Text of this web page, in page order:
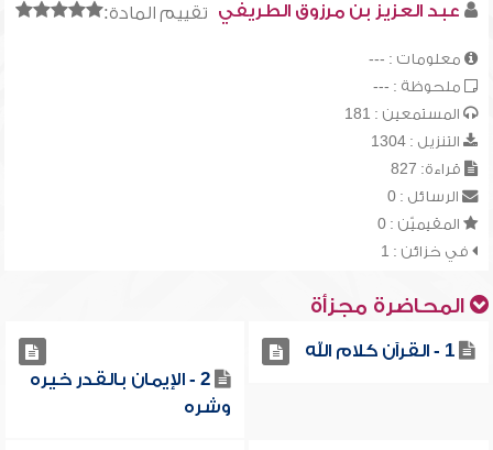
تقييم المادة: عبد العزيز بن مرزوق الطريفي
معلومات : ---
ملحوظة : ---
المستمعين : 181
التنزيل : 1304
قراءة: 827
الرسائل : 0
المقيميّن : 0
في خزائن : 1
المحاضرة مجزأة
1 - القرآن كلام الله
2 - الإيمان بالقدر خيره
وشره